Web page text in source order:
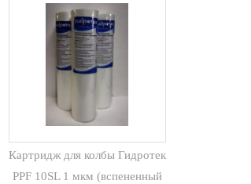
Картридж для колбы Гидротек
PPF 10SL 1 мкм (вспененный